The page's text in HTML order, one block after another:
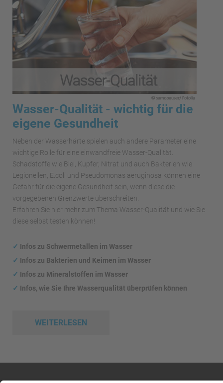
Wasser-Qualität - wichtig für die
eigene Gesundheit
Neben der Wasserhärte spielen auch andere Parameter eine
wichtige Rolle für eine einwandfreie Wasser-Qualität.
Schadstoffe wie Blei, Kupfer, Nitrat und auch Bakterien wie
Legionellen, E.coli und Pseudomonas aeruginosa können eine
Gefahr für die eigene Gesundheit sein, wenn diese die
vorgegebenen Grenzwerte überschreiten.
Erfahren Sie hier mehr zum Thema Wasser-Qualität und wie Sie
diese selbst testen können!
✓ Infos zu Schwermetallen im Wasser
✓ Infos zu Bakterien und Keimen im Wasser
✓ Infos zu Mineralstoffen im Wasser
✓ Infos, wie Sie Ihre Wasserqualität überprüfen können
WEITERLESEN